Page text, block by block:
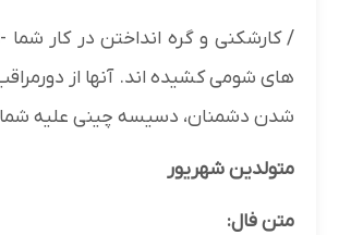
/ کارشکنی و گره انداختن در کار
های شومی کشیده اند. آنها از
شدن دشمنان، دسیسه چینی علیه
متولدین شهریور
متن فال: